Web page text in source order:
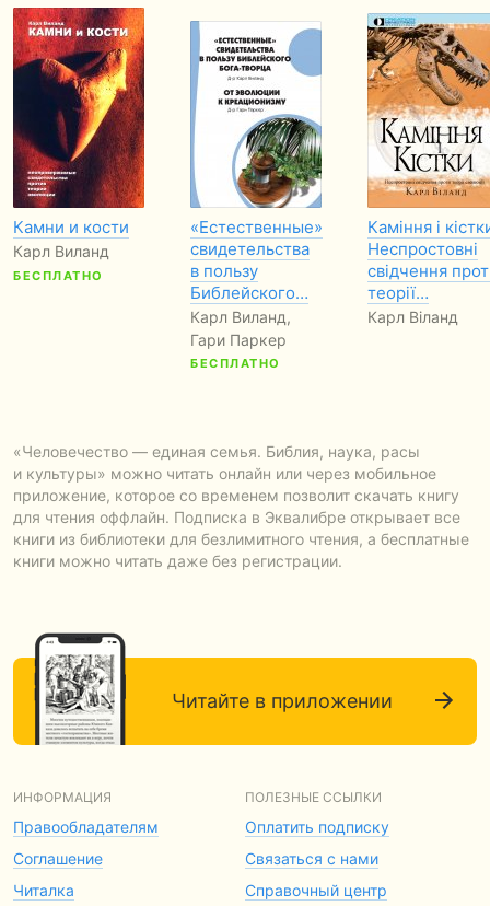
Камни и кости
Карл Виланд
БЕСПЛАТНО
«Естественные»
свидетельства
в пользу
Библейского…
Карл Виланд,
Гари Паркер
БЕСПЛАТНО
Каміння і
Неспростовні
свідчення
теорії…
Карл Віланд
«Человечество — единая семья. Библия, наука, расы
и культуры» можно читать онлайн или через мобильное
приложение, которое со временем позволит скачать книгу
для чтения оффлайн. Подписка в Эквалибре открывает все
книги из библиотеки для безлимитного чтения, а бесплатные
книги можно читать даже без регистрации.
Читайте в приложении
ИНФОРМАЦИЯ
Правообладателям
Соглашение
Читалка
ПОЛЕЗНЫЕ ССЫЛКИ
Оплатить подписку
Связаться с нами
Справочный центр